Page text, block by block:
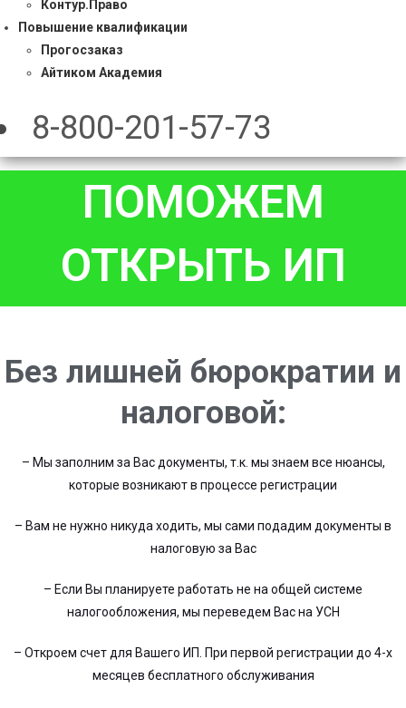
Контур.Право
Повышение квалификации
Прогосзаказ
Айтиком Академия
8-800-201-57-73
ПОМОЖЕМ
ОТКРЫТЬ ИП
Без лишней бюрократии и
налоговой:
– Мы заполним за Вас документы, т.к. мы знаем все нюансы,
которые возникают в процессе регистрации
– Вам не нужно никуда ходить, мы сами подадим документы в
налоговую за Вас
– Если Вы планируете работать не на общей системе
налогообложения, мы переведем Вас на УСН
– Откроем счет для Вашего ИП. При первой регистрации до 4-х
месяцев бесплатного обслуживания